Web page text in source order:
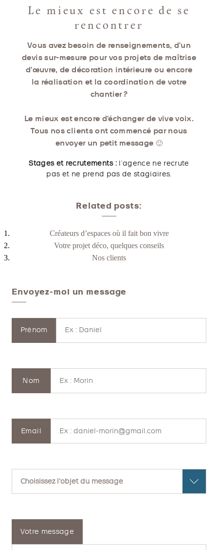
Le mieux est encore de se
rencontrer
Vous avez besoin de renseignements, d’un
devis sur-mesure pour vos projets de maîtrise
d’œuvre, de décoration intérieure ou encore
la réalisation et la coordination de votre
chantier ?
Le mieux est encore d’échanger de vive voix.
Tous nos clients ont commencé par nous
envoyer un petit message 🙂
Stages et recrutements : l’agence ne recrute
pas et ne prend pas de stagiaires.
Related posts:
Créateurs d’espaces où il fait bon vivre
Votre projet déco, quelques conseils
Nos clients
Envoyez-moi un message
Prénom
Nom
Email
Votre message